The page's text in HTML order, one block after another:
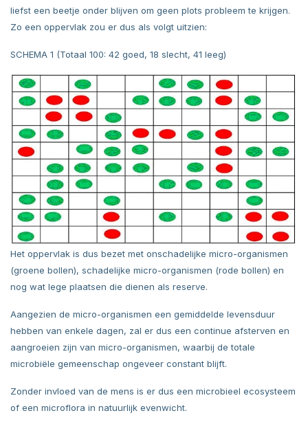
liefst een beetje onder blijven om geen plots probleem te krijgen.
Zo een oppervlak zou er dus als volgt uitzien:
SCHEMA 1 (Totaal 100: 42 goed, 18 slecht, 41 leeg)
Het oppervlak is dus bezet met onschadelijke micro-organismen
(groene bollen), schadelijke micro-organismen (rode bollen) en
nog wat lege plaatsen die dienen als reserve.
Aangezien de micro-organismen een gemiddelde levensduur
hebben van enkele dagen, zal er dus een continue afsterven en
aangroeien zijn van micro-organismen, waarbij de totale
microbiële gemeenschap ongeveer constant blijft.
Zonder invloed van de mens is er dus een microbieel ecosysteem
of een microflora in natuurlijk evenwicht.